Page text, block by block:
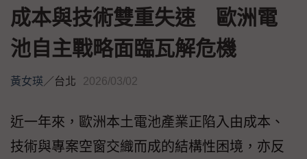
成本與技術雙重失速 歐洲電
池自主戰略面臨瓦解危機
黃女瑛／台北 2026/03/02
近一年來，歐洲本土電池產業正陷入由成本、
技術與專案空窗交織而成的結構性困境，亦反